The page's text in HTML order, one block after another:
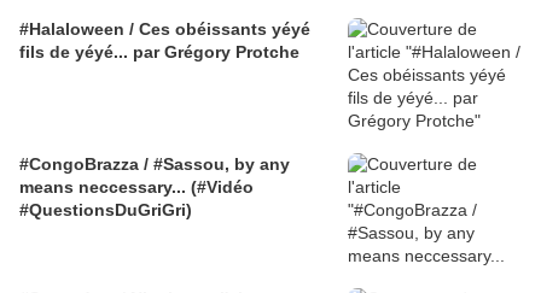
#Halaloween / Ces obéissants yéyé
fils de yéyé... par Grégory Protche
#CongoBrazza / #Sassou, by any
means neccessary... (#Vidéo
#QuestionsDuGriGri)